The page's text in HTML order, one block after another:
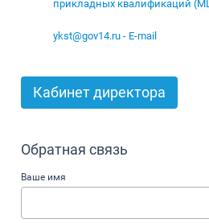
прикладных квалификаций
ykst@gov14.ru - E-mail
Кабинет директора
Обратная связь
Ваше имя